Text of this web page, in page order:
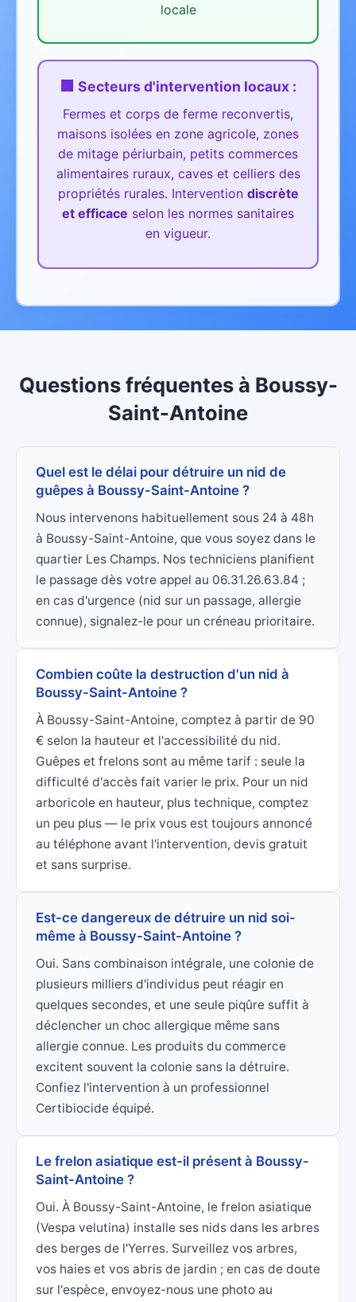
locale
🏢 Secteurs d'intervention locaux :
Fermes et corps de ferme reconvertis,
maisons isolées en zone agricole, zones
de mitage périurbain, petits commerces
alimentaires ruraux, caves et celliers des
propriétés rurales. Intervention discrète
et efficace selon les normes sanitaires
en vigueur.
Questions fréquentes à Boussy-
Saint-Antoine
Quel est le délai pour détruire un nid de
guêpes à Boussy-Saint-Antoine ?
Nous intervenons habituellement sous 24 à 48h
à Boussy-Saint-Antoine, que vous soyez dans le
quartier Les Champs. Nos techniciens planifient
le passage dès votre appel au 06.31.26.63.84 ;
en cas d'urgence (nid sur un passage, allergie
connue), signalez-le pour un créneau prioritaire.
Combien coûte la destruction d'un nid à
Boussy-Saint-Antoine ?
À Boussy-Saint-Antoine, comptez à partir de 90
€ selon la hauteur et l'accessibilité du nid.
Guêpes et frelons sont au même tarif : seule la
difficulté d'accès fait varier le prix. Pour un nid
arboricole en hauteur, plus technique, comptez
un peu plus — le prix vous est toujours annoncé
au téléphone avant l'intervention, devis gratuit
et sans surprise.
Est-ce dangereux de détruire un nid soi-
même à Boussy-Saint-Antoine ?
Oui. Sans combinaison intégrale, une colonie de
plusieurs milliers d'individus peut réagir en
quelques secondes, et une seule piqûre suffit à
déclencher un choc allergique même sans
allergie connue. Les produits du commerce
excitent souvent la colonie sans la détruire.
Confiez l'intervention à un professionnel
Certibiocide équipé.
Le frelon asiatique est-il présent à Boussy-
Saint-Antoine ?
Oui. À Boussy-Saint-Antoine, le frelon asiatique
(Vespa velutina) installe ses nids dans les arbres
des berges de l'Yerres. Surveillez vos arbres,
vos haies et vos abris de jardin ; en cas de doute
sur l'espèce, envoyez-nous une photo au